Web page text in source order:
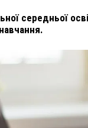
середньої